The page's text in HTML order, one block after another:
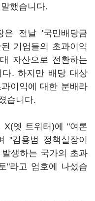
했습니다.
은 전날 '국민배당금
기업들의 초과이익
자산으로 전환하는
다. 하지만 배당 대상
이익에 대한 분배라
습니다.
옛 트위터)에 "여론
"김용범 정책실장이
생하는 국가의 초과
"라고 엄호에 나섰습